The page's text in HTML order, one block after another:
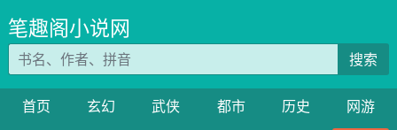
笔趣阁小说网
搜索
首页 玄幻 武侠 都市 历史
网游